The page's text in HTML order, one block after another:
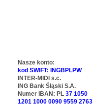
Nasze konto:
kod SWIFT: INGBPLPW
INTER-MIDI s.c.
ING Bank Śląski S.A.
Numer IBAN: PL 37 1050
1201 1000 0090 9559 2763